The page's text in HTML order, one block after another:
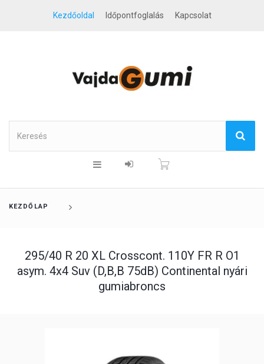
Kezdőoldal Időpontfoglalás Kapcsolat
KEZDŐLAP
295/40 R 20 XL Crosscont. 110Y FR R O1
asym. 4x4 Suv (D,B,B 75dB) Continental nyári
gumiabroncs